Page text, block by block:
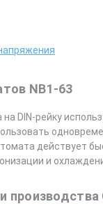
NB1-63
DIN-рейку
действует
и
производства